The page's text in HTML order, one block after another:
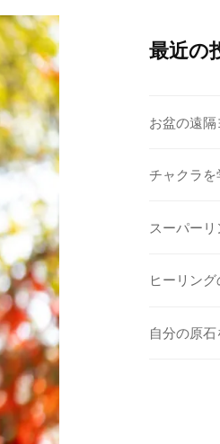
最近の
お盆の遠隔
チャクラを
スーパーリ
ヒーリン
自分の原石